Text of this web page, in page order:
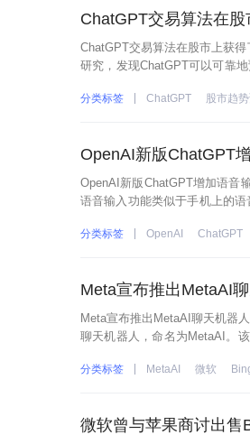
ChatGPT交易算法在
ChatGPT交易算法在股市上获
研究，发现ChatGPT可以可靠
分类标签 ChatGPT 股市趋势
OpenAI新版ChatGPT
OpenAI新版ChatGPT增加语音
语音输入功能类似于手机上的
分类标签 OpenAI ChatGPT
Meta宣布推出MetaAI
Meta宣布推出MetaAI聊天机器
聊天机器人，命名为MetaAI。
分类标签 MetaAI 微软
微软曾与苹果商讨出售